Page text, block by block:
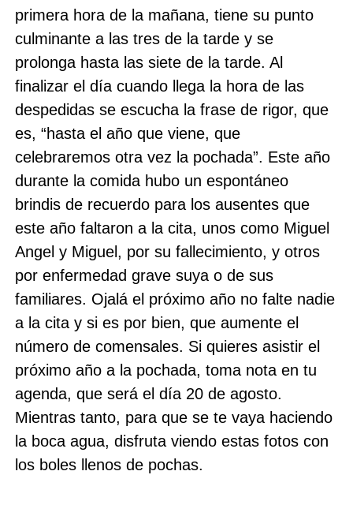
primera hora de la mañana, tiene su punto
culminante a las tres de la tarde y se
prolonga hasta las siete de la tarde. Al
finalizar el día cuando llega la hora de las
despedidas se escucha la frase de rigor, que
es, “hasta el año que viene, que
celebraremos otra vez la pochada”. Este año
durante la comida hubo un espontáneo
brindis de recuerdo para los ausentes que
este año faltaron a la cita, unos como Miguel
Angel y Miguel, por su fallecimiento, y otros
por enfermedad grave suya o de sus
familiares. Ojalá el próximo año no falte nadie
a la cita y si es por bien, que aumente el
número de comensales. Si quieres asistir el
próximo año a la pochada, toma nota en tu
agenda, que será el día 20 de agosto.
Mientras tanto, para que se te vaya haciendo
la boca agua, disfruta viendo estas fotos con
los boles llenos de pochas.